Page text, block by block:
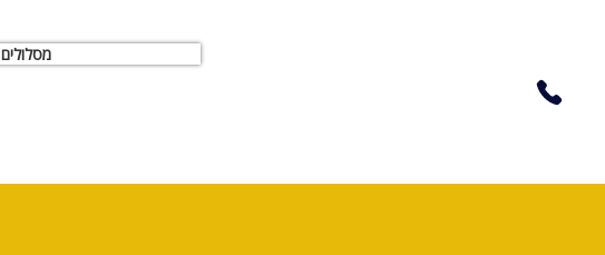
מסלולים